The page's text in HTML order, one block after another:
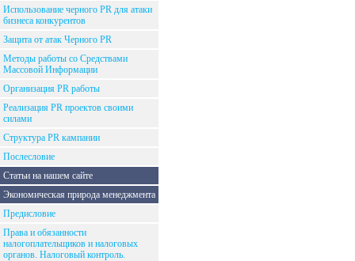
Использование черного PR для атаки
бизнеса конкурентов
Защита от атак Черного PR
Методы работы со Средствами
Массовой Информации
Организация PR работы
Реализация PR проектов своими
силами
Структура PR кампании
Послесловие
Статьи на нашем сайте
Экономическая природа менеджмента
Предисловие
Права и обязанности
налогоплательщиков и налоговых
органов. Налоговый контроль.